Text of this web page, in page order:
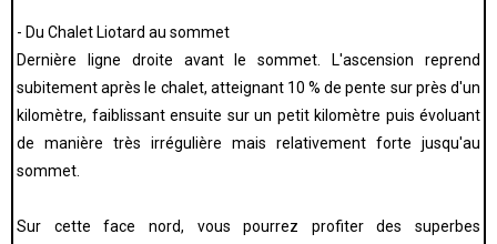
- Du Chalet Liotard au sommet
Dernière ligne droite avant le sommet. L'ascension reprend
subitement après le chalet, atteignant 10 % de pente sur près d'un
kilomètre, faiblissant ensuite sur un petit kilomètre puis évoluant
de manière très irrégulière mais relativement forte jusqu'au
sommet.
Sur cette face nord, vous pourrez profiter des superbes